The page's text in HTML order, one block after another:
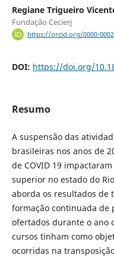
Regiane Trigueiro
Fundação Cecierj
https://orcid.org/0000-
DOI: https://doi.org/
Resumo
A suspensão das
brasileiras nos anos de
de COVID 19
superior no estado do
aborda os resultados de
formação continuada de
ofertados durante o ano
cursos tinham como
ocorridas na